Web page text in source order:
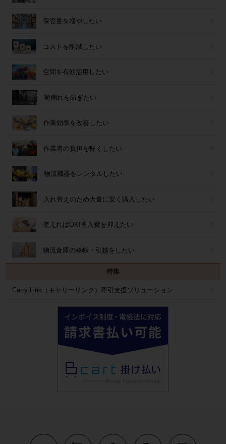
保管量を増やしたい
コストを削減したい
空間を有効活用したい
荷崩れを防ぎたい
作業効率を改善したい
作業者の負担を軽くしたい
物流機器をレンタルしたい
入れ替えのため大量に安く購入したい
使えればOK!導入費を抑えたい
物流倉庫の移転・引越をしたい
特集
Carry Link（キャリーリンク）牽引支援ソリューション